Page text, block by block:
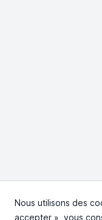
Nous utilisons des
accepter », vous